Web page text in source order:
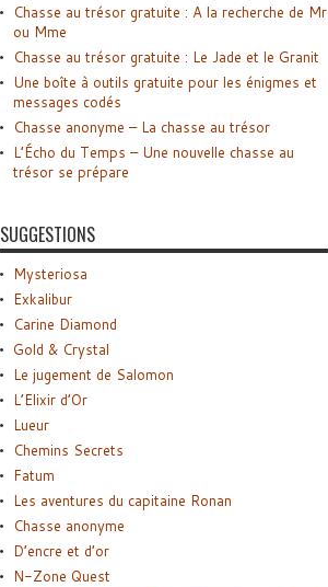
Chasse au trésor gratuite : A la recherche de Mr
ou Mme
Chasse au trésor gratuite : Le Jade et le Granit
Une boîte à outils gratuite pour les énigmes et
messages codés
Chasse anonyme – La chasse au trésor
L’Écho du Temps – Une nouvelle chasse au
trésor se prépare
SUGGESTIONS
Mysteriosa
Exkalibur
Carine Diamond
Gold & Crystal
Le jugement de Salomon
L’Elixir d’Or
Lueur
Chemins Secrets
Fatum
Les aventures du capitaine Ronan
Chasse anonyme
D’encre et d’or
N-Zone Quest